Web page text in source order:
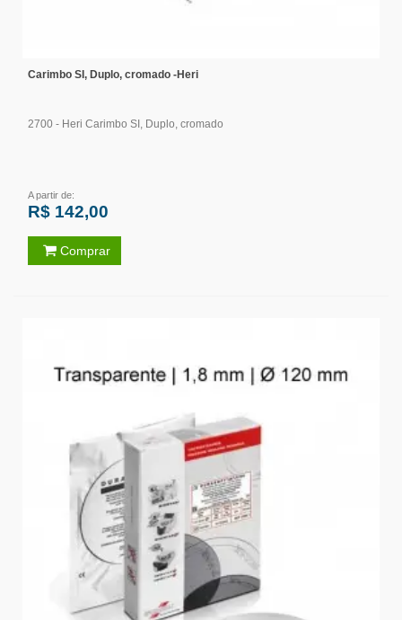
Carimbo SI, Duplo, cromado -Heri
2700 - Heri Carimbo SI, Duplo, cromado
A partir de:
R$ 142,00
Comprar